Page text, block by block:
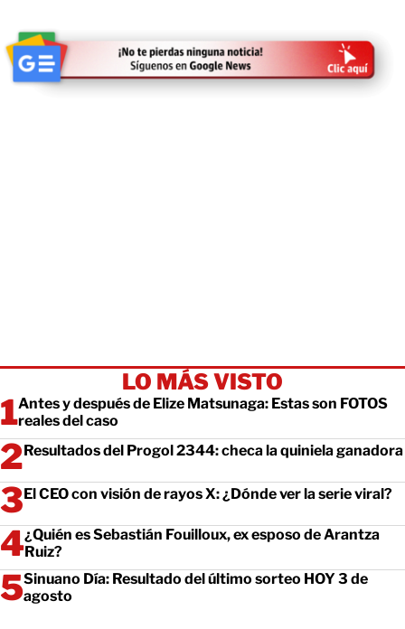
LO MÁS VISTO
Antes y después de Elize Matsunaga: Estas son FOTOS
reales del caso
Resultados del Progol 2344: checa la quiniela ganadora
El CEO con visión de rayos X: ¿Dónde ver la serie viral?
¿Quién es Sebastián Fouilloux, ex esposo de Arantza
Ruiz?
Sinuano Día: Resultado del último sorteo HOY 3 de
agosto